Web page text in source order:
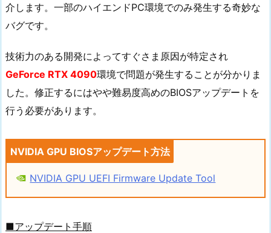
介します。一部のハイエンドPC環境でのみ発生する奇妙な
バグです。
技術力のある開発によってすぐさま原因が特定され
GeForce RTX 4090環境で問題が発生することが分かりま
した。修正するにはやや難易度高めのBIOSアップデートを
行う必要があります。
NVIDIA GPU BIOSアップデート方法
NVIDIA GPU UEFI Firmware Update Tool
■アップデート手順